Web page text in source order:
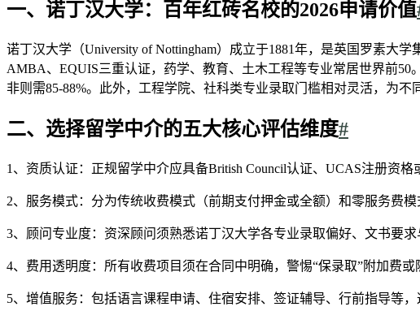
一、诺丁汉大学：百年红砖名校的2026申请价值
诺丁汉大学（University of Nottingham）成立于1881年，是英国罗素大
AMBA、EQUIS三重认证，药学、教育、土木工程等专业常居世界前
非则需85-88%。此外，工程学院、社科类专业录取门槛相对灵活，为不
二、选择留学中介的五大核心评估维度#
1、资质认证：正规留学中介应具备British Council认证、UCAS注册资
2、服务模式：分为传统收费模式（前期支付押金或全额）和零服务费
3、顾问专业度：资深顾问须熟悉诺丁汉大学各专业录取偏好、文书要
4、费用透明度：所有收费项目须在合同中明确，警惕“保录取”附加费或
5、增值服务：包括语言课程申请、住宿安排、签证辅导、行前指导等，